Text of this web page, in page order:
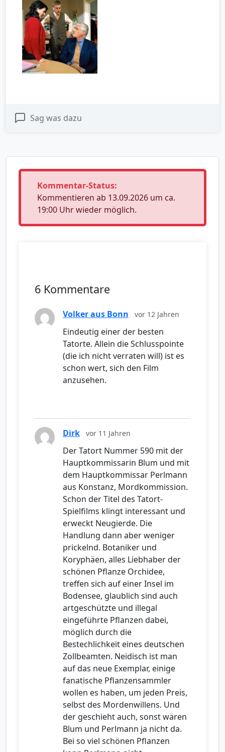
Sag was dazu
Kommentar-Status:
Kommentieren ab 13.09.2026 um ca.
19:00 Uhr wieder möglich.
6 Kommentare
Volker aus Bonn vor 12 Jahren
Eindeutig einer der besten
Tatorte. Allein die Schlusspointe
(die ich nicht verraten will) ist es
schon wert, sich den Film
anzusehen.
Dirk vor 11 Jahren
Der Tatort Nummer 590 mit der
Hauptkommissarin Blum und mit
dem Hauptkommissar Perlmann
aus Konstanz, Mordkommission.
Schon der Titel des Tatort-
Spielfilms klingt interessant und
erweckt Neugierde. Die
Handlung dann aber weniger
prickelnd. Botaniker und
Koryphäen, alles Liebhaber der
schönen Pflanze Orchidee,
treffen sich auf einer Insel im
Bodensee, glaublich sind auch
artgeschützte und illegal
eingeführte Pflanzen dabei,
möglich durch die
Bestechlichkeit eines deutschen
Zollbeamten. Neidisch ist man
auf das neue Exemplar, einige
fanatische Pflanzensammler
wollen es haben, um jeden Preis,
selbst des Mordenwillens. Und
der geschieht auch, sonst wären
Blum und Perlmann ja nicht da.
Bei so viel schönen Pflanzen